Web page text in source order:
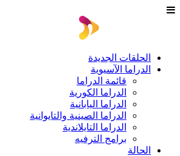
الحلقات الجديدة
الدراما الآسيوية
قائمة الدراما
الدراما الكورية
الدراما اليابانية
الدراما الصينية والتايوانية
الدراما التايلاندية
برامج الترفيه
الحالة